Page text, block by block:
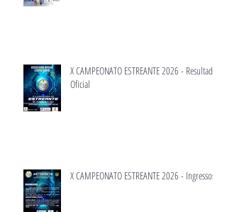
X CAMPEONATO ESTREANTE 2026 - Resultado
Oficial
X CAMPEONATO ESTREANTE 2026 - Ingressos